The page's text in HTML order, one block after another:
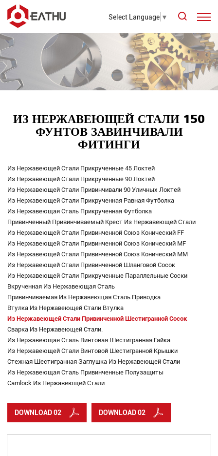
Select Language ▼
ИЗ НЕРЖАВЕЮЩЕЙ СТАЛИ 150
ФУНТОВ ЗАВИНЧИВАЛИ
ФИТИНГИ
Из Нержавеющей Стали Прикрученные 45 Локтей
Из Нержавеющей Стали Прикрученные 90 Локтей
Из Нержавеющей Стали Привинчивали 90 Уличных Локтей
Из Нержавеющей Стали Прикрученная Равная Футболка
Из Нержавеющая Сталь Прикрученная Футболка
Привинченный Привинчиваемый Крест Из Нержавеющей Стали
Из Нержавеющей Стали Привинченной Союз Конический FF
Из Нержавеющей Стали Привинченной Союз Конический MF
Из Нержавеющей Стали Привинченной Союз Конический MM
Из Нержавеющей Стали Привинченной Шланговой Сосок
Из Нержавеющей Стали Прикрученные Параллельные Соски
Вкрученная Из Нержавеющая Сталь
Привинчиваемая Из Нержавеющая Сталь Приводка
Втулка Из Нержавеющей Стали Втулка
Из Нержавеющей Стали Привинченной Шестигранной Сосок
Сварка Из Нержавеющей Стали.
Из Нержавеющая Сталь Винтовая Шестигранная Гайка
Из Нержавеющей Стали Винтовой Шестигранной Крышки
Стежная Шестигранная Заглушка Из Нержавеющей Стали
Из Нержавеющая Сталь Привинченные Полузащиты
Camlock Из Нержавеющей Стали
DOWNLOAD 02 DOWNLOAD 02